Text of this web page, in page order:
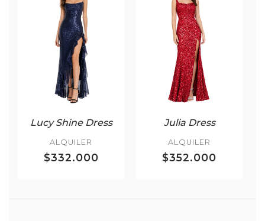
Lucy Shine Dress
ALQUILER
$332.000
Julia Dress
ALQUILER
$352.000